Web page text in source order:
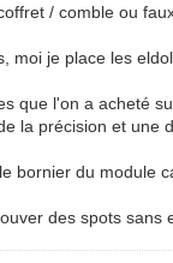
/ comble ou
moi je place les
que l'on a acheté
la précision et une
bornier du module
des spots